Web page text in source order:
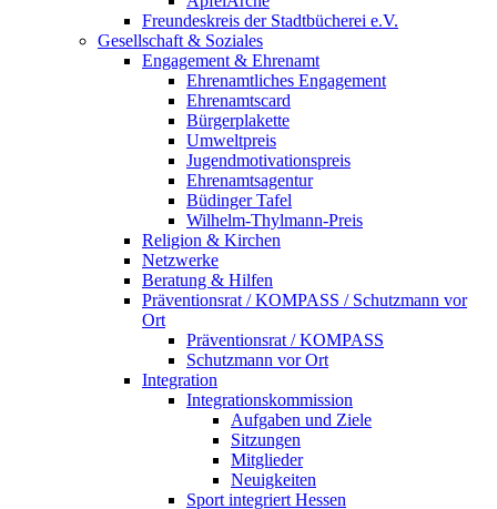
Freundeskreis der Stadtbücherei e.V.
Gesellschaft & Soziales
Engagement & Ehrenamt
Ehrenamtliches Engagement
Ehrenamtscard
Bürgerplakette
Umweltpreis
Jugendmotivationspreis
Ehrenamtsagentur
Büdinger Tafel
Wilhelm-Thylmann-Preis
Religion & Kirchen
Netzwerke
Beratung & Hilfen
Präventionsrat / KOMPASS / Schutzmann vor
Ort
Präventionsrat / KOMPASS
Schutzmann vor Ort
Integration
Integrationskommission
Aufgaben und Ziele
Sitzungen
Mitglieder
Neuigkeiten
Sport integriert Hessen